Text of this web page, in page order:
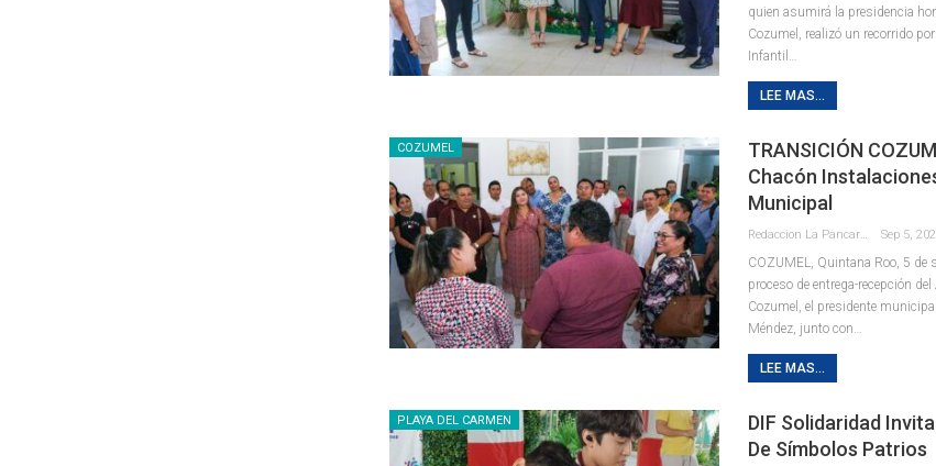
quien asumirá la presidencia
Cozumel, realizó un recorrido
Infantil
LEE MAS...
COZUMEL
TRANSICIÓN
Chacón
Municipal
Sep 5,
COZUMEL, Quintana Roo, 5 de
proceso de entrega-recepción
Cozumel, el presidente
Méndez, junto con
LEE MAS...
PLAYA DEL CARMEN
DIF Solidaridad
De Símbolos Patrios